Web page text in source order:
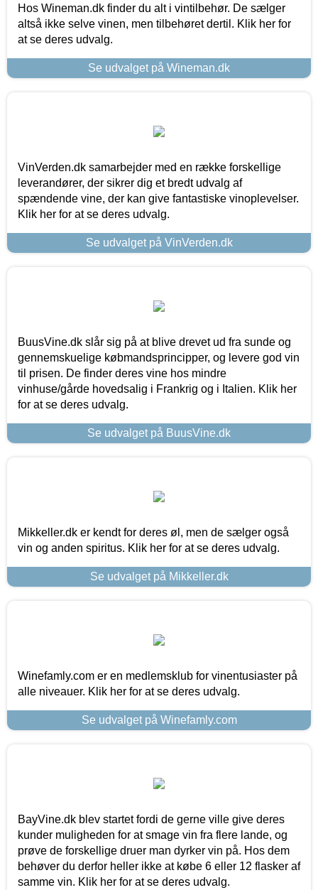
Hos Wineman.dk finder du alt i vintilbehør. De sælger
altså ikke selve vinen, men tilbehøret dertil. Klik her for
at se deres udvalg.
Se udvalget på Wineman.dk
VinVerden.dk samarbejder med en række forskellige
leverandører, der sikrer dig et bredt udvalg af
spændende vine, der kan give fantastiske vinoplevelser.
Klik her for at se deres udvalg.
Se udvalget på VinVerden.dk
BuusVine.dk slår sig på at blive drevet ud fra sunde og
gennemskuelige købmandsprincipper, og levere god vin
til prisen. De finder deres vine hos mindre
vinhuse/gårde hovedsalig i Frankrig og i Italien. Klik her
for at se deres udvalg.
Se udvalget på BuusVine.dk
Mikkeller.dk er kendt for deres øl, men de sælger også
vin og anden spiritus. Klik her for at se deres udvalg.
Se udvalget på Mikkeller.dk
Winefamly.com er en medlemsklub for vinentusiaster på
alle niveauer. Klik her for at se deres udvalg.
Se udvalget på Winefamly.com
BayVine.dk blev startet fordi de gerne ville give deres
kunder muligheden for at smage vin fra flere lande, og
prøve de forskellige druer man dyrker vin på. Hos dem
behøver du derfor heller ikke at købe 6 eller 12 flasker af
samme vin. Klik her for at se deres udvalg.